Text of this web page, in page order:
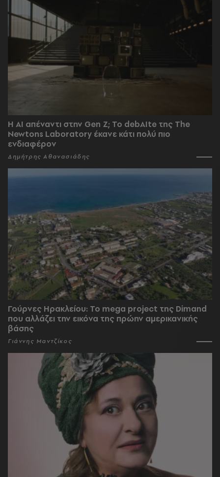
Η AI απέναντι στην Gen Z; Το debAIte της The
Newtons Laboratory έκανε κάτι πολύ πιο
ενδιαφέρον
Δημήτρης Αθανασιάδης
Γούρνες Ηρακλείου: To mega project της Dimand
που αλλάζει την εικόνα της πρώην αμερικανικής
βάσης
Γιάννης Μαντζίκος